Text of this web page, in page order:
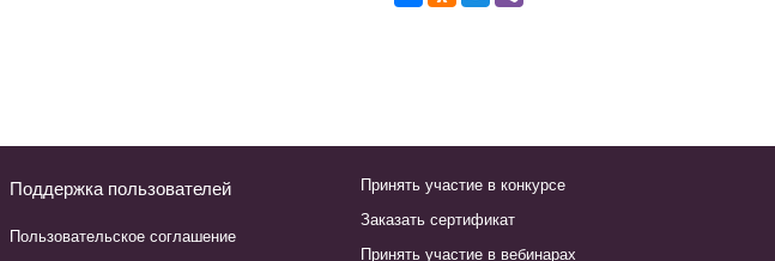
Поддержка пользователей
Пользовательское соглашение
Принять участие в конкурсе
Заказать сертификат
Принять участие в вебинарах